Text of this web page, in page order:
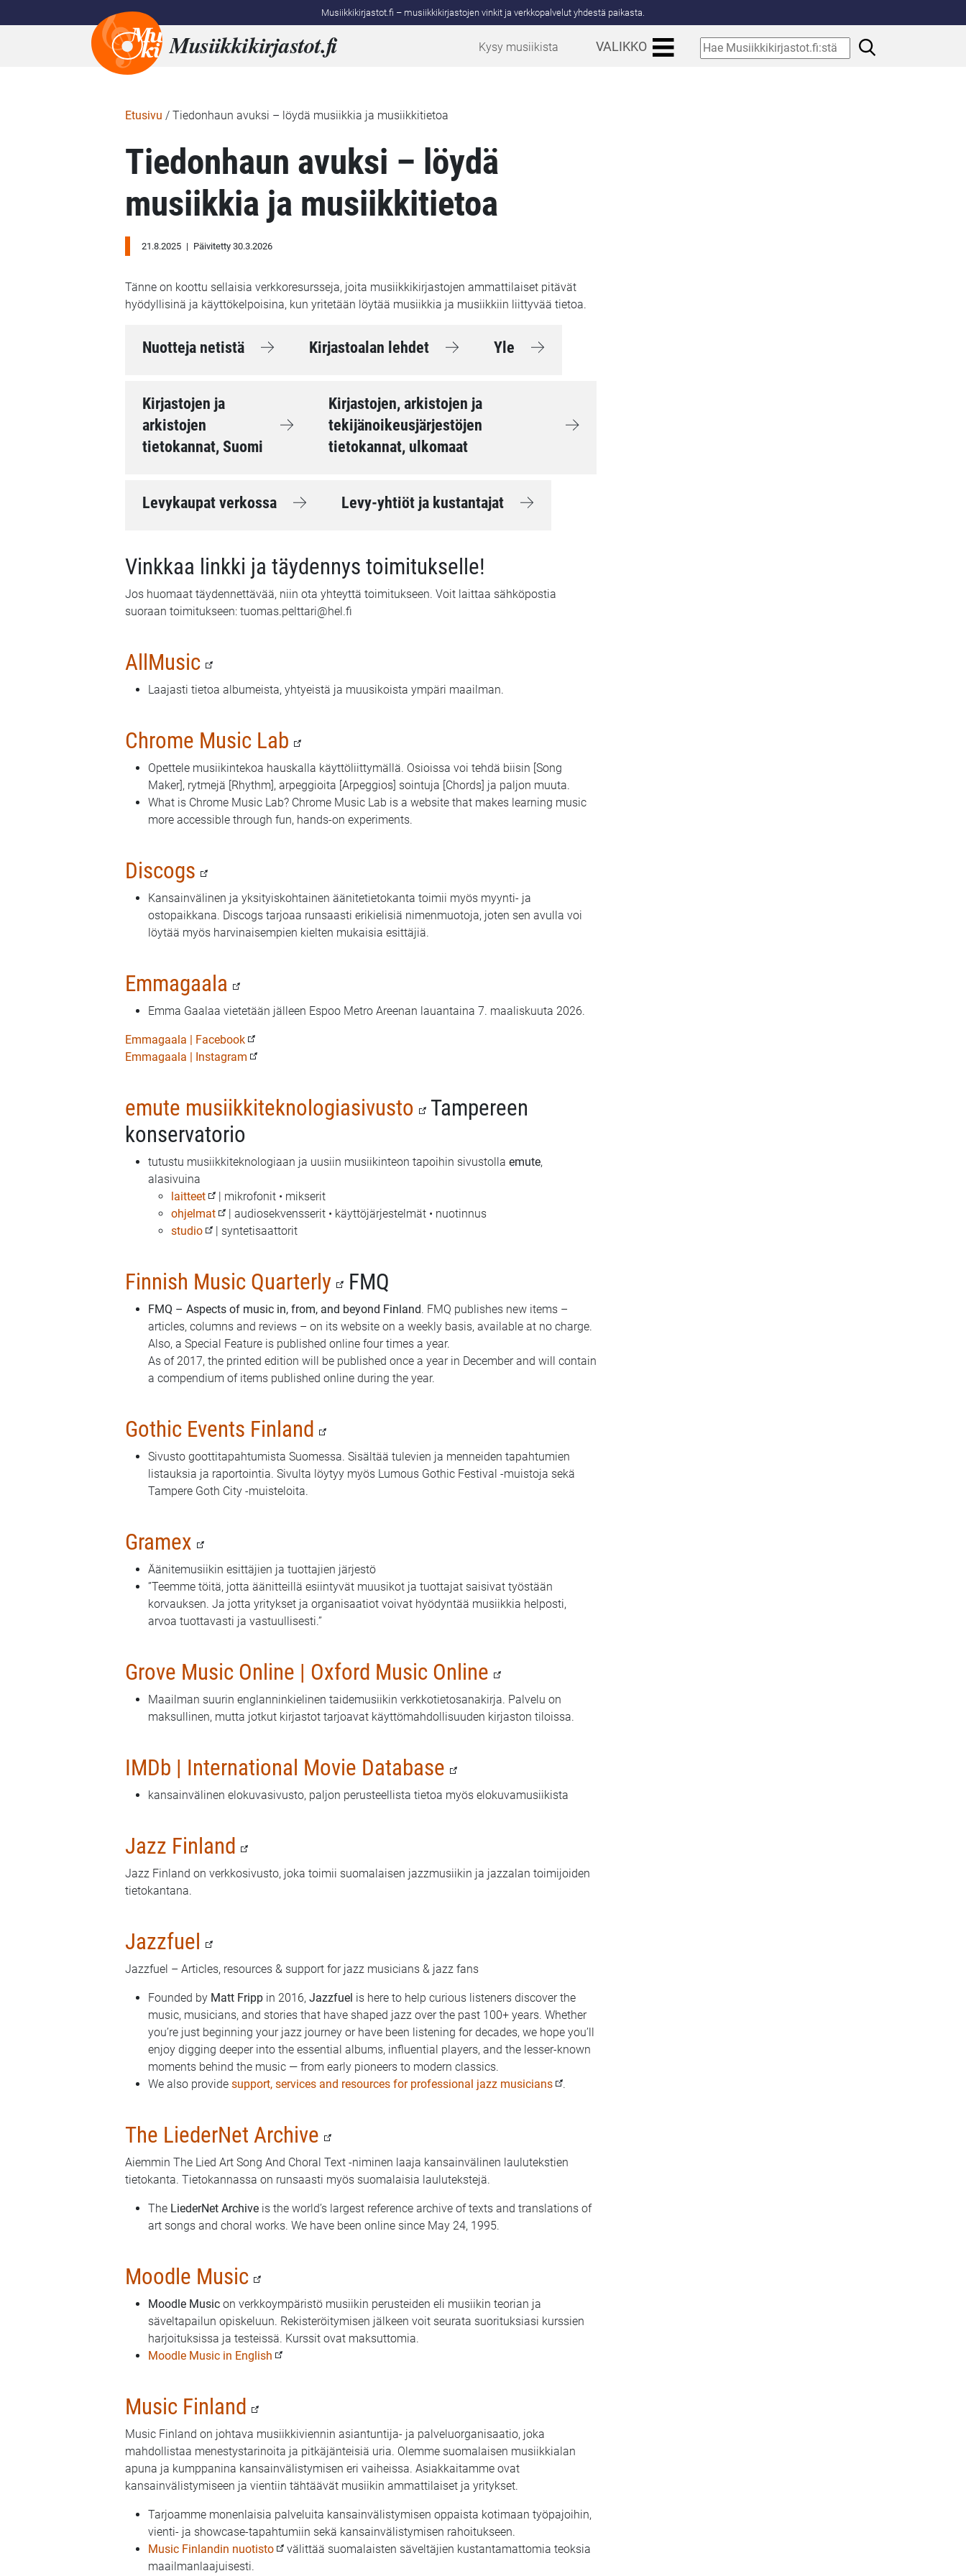
Musiikkikirjastot.fi – musiikkikirjastojen vinkit ja verkkopalvelut yhdestä paikasta.
Musiikkikirjastot.fi Kysy musiikista VALIKKO Hae
Etusivu / Tiedonhaun avuksi – löydä musiikkia ja musiikkitietoa
Tiedonhaun avuksi – löydä
musiikkia ja musiikkitietoa
21.8.2025 | Päivitetty 30.3.2026
Tänne on koottu sellaisia verkkoresursseja, joita musiikkikirjastojen ammattilaiset pitävät
hyödyllisinä ja käyttökelpoisina, kun yritetään löytää musiikkia ja musiikkiin liittyvää tietoa.
Nuotteja netistä Kirjastoalan lehdet Yle
Kirjastojen ja
arkistojen
tietokannat, Suomi
Kirjastojen, arkistojen ja
tekijänoikeusjärjestöjen
tietokannat, ulkomaat
Levykaupat verkossa Levy-yhtiöt ja kustantajat
Vinkkaa linkki ja täydennys toimitukselle!
Jos huomaat täydennettävää, niin ota yhteyttä toimitukseen. Voit laittaa sähköpostia
suoraan toimitukseen: tuomas.pelttari@hel.fi
AllMusic
Laajasti tietoa albumeista, yhtyeistä ja muusikoista ympäri maailman.
Chrome Music Lab
Opettele musiikintekoa hauskalla käyttöliittymällä. Osioissa voi tehdä biisin [Song
Maker], rytmejä [Rhythm], arpeggioita [Arpeggios] sointuja [Chords] ja paljon muuta.
What is Chrome Music Lab? Chrome Music Lab is a website that makes learning music
more accessible through fun, hands-on experiments.
Discogs
Kansainvälinen ja yksityiskohtainen äänitetietokanta toimii myös myynti- ja
ostopaikkana. Discogs tarjoaa runsaasti erikielisiä nimenmuotoja, joten sen avulla voi
löytää myös harvinaisempien kielten mukaisia esittäjiä.
Emmagaala
Emma Gaalaa vietetään jälleen Espoo Metro Areenan lauantaina 7. maaliskuuta 2026.
Emmagaala | Facebook
Emmagaala | Instagram
emute musiikkiteknologiasivusto
Tampereen
konservatorio
tutustu musiikkiteknologiaan ja uusiin musiikinteon tapoihin sivustolla emute,
alasivuina
emute:
laitteet
| mikrofonit • mikserit
emute:
ohjelmat
| audiosekvensserit • käyttöjärjestelmät • nuotinnus
emute:
studio | syntetisaattorit
Finnish Music Quarterly FMQ
FMQ – Aspects of music in, from, and beyond Finland. FMQ publishes new items –
articles, columns and reviews – on its website on a weekly basis, available at no charge.
Also, a Special Feature is published online four times a year.
As of 2017, the printed edition will be published once a year in December and will contain
a compendium of items published online during the year.
Gothic Events Finland
Sivusto goottitapahtumista Suomessa. Sisältää tulevien ja menneiden tapahtumien
listauksia ja raportointia. Sivulta löytyy myös Lumous Gothic Festival -muistoja sekä
Tampere Goth City -muisteloita.
Gramex
Äänitemusiikin esittäjien ja tuottajien järjestö
”Teemme töitä, jotta äänitteillä esiintyvät muusikot ja tuottajat saisivat työstään
korvauksen. Ja jotta yritykset ja organisaatiot voivat hyödyntää musiikkia helposti,
arvoa tuottavasti ja vastuullisesti.”
Grove Music Online | Oxford Music Online
Maailman suurin englanninkielinen taidemusiikin verkkotietosanakirja. Palvelu on
maksullinen, mutta jotkut kirjastot tarjoavat käyttömahdollisuuden kirjaston tiloissa.
IMDb | International Movie Database
kansainvälinen elokuvasivusto, paljon perusteellista tietoa myös elokuvamusiikista
Jazz Finland
Jazz Finland on verkkosivusto, joka toimii suomalaisen jazzmusiikin ja jazzalan toimijoiden
tietokantana.
Jazzfuel
Jazzfuel – Articles, resources & support for jazz musicians & jazz fans
Founded by Matt Fripp in 2016, Jazzfuel is here to help curious listeners discover the
music, musicians, and stories that have shaped jazz over the past 100+ years. Whether
you’re just beginning your jazz journey or have been listening for decades, we hope you’ll
enjoy digging deeper into the essential albums, influential players, and the lesser-known
moments behind the music — from early pioneers to modern classics.
We also provide support, services and resources for professional jazz musicians .
The LiederNet Archive
Aiemmin The Lied Art Song And Choral Text -niminen laaja kansainvälinen laulutekstien
tietokanta. Tietokannassa on runsaasti myös suomalaisia laulutekstejä.
The LiederNet Archive is the world’s largest reference archive of texts and translations of
art songs and choral works. We have been online since May 24, 1995.
Moodle Music
Moodle Music on verkkoympäristö musiikin perusteiden eli musiikin teorian ja
säveltapailun opiskeluun. Rekisteröitymisen jälkeen voit seurata suorituksiasi kurssien
harjoituksissa ja testeissä. Kurssit ovat maksuttomia.
Moodle Music in English
Music Finland
Music Finland on johtava musiikkiviennin asiantuntija- ja palveluorganisaatio, joka
mahdollistaa menestystarinoita ja pitkäjänteisiä uria. Olemme suomalaisen musiikkialan
apuna ja kumppanina kansainvälistymisen eri vaiheissa. Asiakkaitamme ovat
kansainvälistymiseen ja vientiin tähtäävät musiikin ammattilaiset ja yritykset.
Tarjoamme monenlaisia palveluita kansainvälistymisen oppaista kotimaan työpajoihin,
vienti- ja showcase-tapahtumiin sekä kansainvälistymisen rahoitukseen.
Music Finlandin nuotisto
välittää suomalaisten säveltäjien kustantamattomia teoksia
maailmanlaajuisesti.